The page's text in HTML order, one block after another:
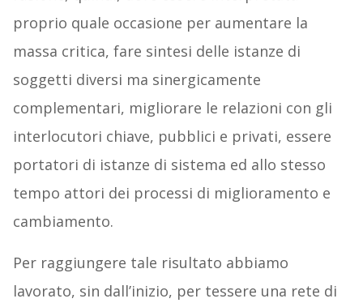
proprio quale occasione per aumentare la
massa critica, fare sintesi delle istanze di
soggetti diversi ma sinergicamente
complementari, migliorare le relazioni con gli
interlocutori chiave, pubblici e privati, essere
portatori di istanze di sistema ed allo stesso
tempo attori dei processi di miglioramento e
cambiamento.
Per raggiungere tale risultato abbiamo
lavorato, sin dall’inizio, per tessere una rete di